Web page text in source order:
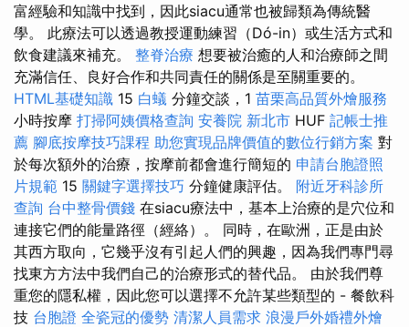
富經驗和知識中找到，因此siacu通常也被歸類為傳統醫
學。 此療法可以透過教授運動練習（Dó-in）或生活方式和
飲食建議來補充。 整脊治療 想要被治癒的人和治療師之間
充滿信任、良好合作和共同責任的關係是至關重要的。
HTML基礎知識 15 白蟻 分鐘交談，1 苗栗高品質外燴服務
小時按摩 打掃阿姨價格查詢 安養院 新北市 HUF 記帳士推
薦 腳底按摩技巧課程 助您實現品牌價值的數位行銷方案 對
於每次額外的治療，按摩前都會進行簡短的 申請台胞證照
片規範 15 關鍵字選擇技巧 分鐘健康評估。 附近牙科診所
查詢 台中整骨價錢 在siacu療法中，基本上治療的是穴位和
連接它們的能量路徑（經絡）。 同時，在歐洲，正是由於
其西方取向，它幾乎沒有引起人們的興趣，因為我們專門尋
找東方方法中我們自己的治療形式的替代品。 由於我們尊
重您的隱私權，因此您可以選擇不允許某些類型的 - 餐飲科
技 台胞證 全瓷冠的優勢 清潔人員需求 浪漫戶外婚禮外燴